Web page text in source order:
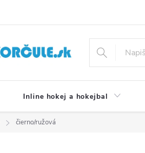
Inline hokej a hokejbal
čierno/ružová